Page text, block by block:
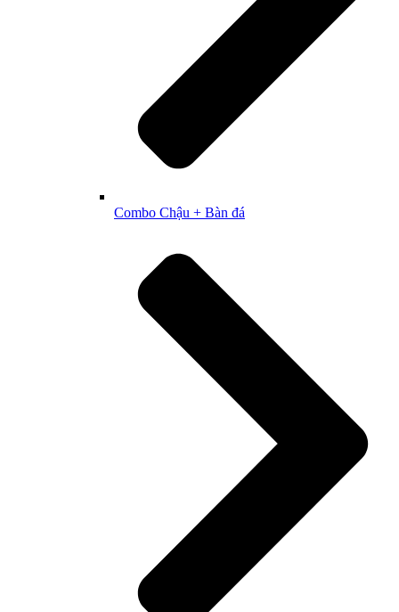
Combo Chậu + Bàn đá